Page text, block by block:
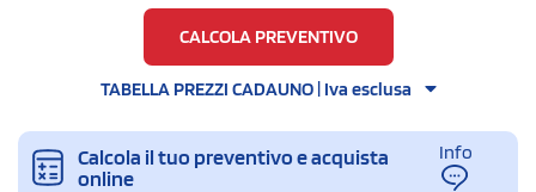
CALCOLA PREVENTIVO
TABELLA PREZZI CADAUNO | Iva esclusa
Calcola il tuo preventivo e acquista
online
Info